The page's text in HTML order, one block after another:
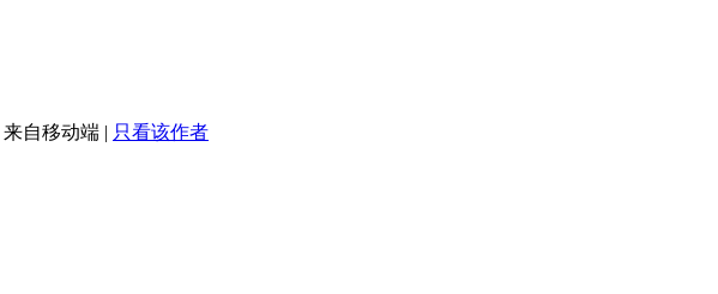
来自移动端 | 只看该作者